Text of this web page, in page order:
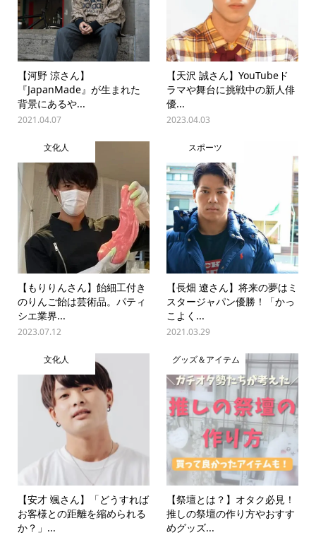
【河野 涼さん】
『JapanMade』が生まれた
背景にあるや...
2021.04.07
【天沢 誠さん】YouTubeド
ラマや舞台に挑戦中の新人俳
優...
2023.04.03
文化人
【もりりんさん】飴細工付き
のりんご飴は芸術品。パティ
シエ業界...
2023.07.12
スポーツ
【長畑 遼さん】将来の夢はミ
スタージャパン優勝！「かっ
こよく...
2021.03.29
文化人
【安才 颯さん】「どうすれば
お客様との距離を縮められる
か？」...
グッズ＆アイテム
【祭壇とは？】オタク必見！
推しの祭壇の作り方やおすす
めグッズ...